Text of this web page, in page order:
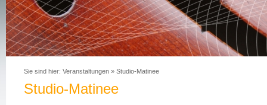
Sie sind hier: Veranstaltungen » Studio-Matinee
Studio-Matinee